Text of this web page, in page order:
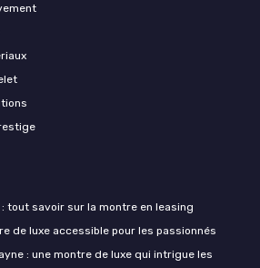
tout savoir sur la montre en leasing
de luxe accessible pour les passionnés
: une montre de luxe qui intrigue les